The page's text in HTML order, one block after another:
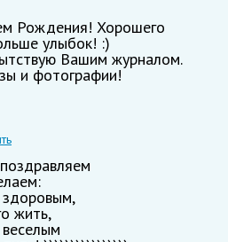
Рождения! Хорошего
улыбок! :)
Вашим журналом.
и фотографии!
жить,